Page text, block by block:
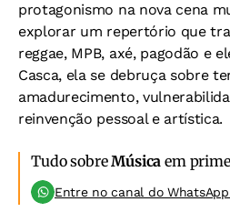
protagonismo na nova cena
explorar um repertório que
reggae, MPB, axé, pagodão e
Casca, ela se debruça sobre
amadurecimento,
reinvenção pessoal e artística.
Tudo sobreMúsica em
Entre no canal do